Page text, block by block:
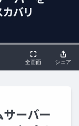
ーバー